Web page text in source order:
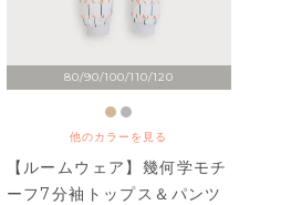
80/90/100/110/120
他のカラーを見る
【ルームウェア】幾何学モチ
ーフ7分袖トップス＆パンツ